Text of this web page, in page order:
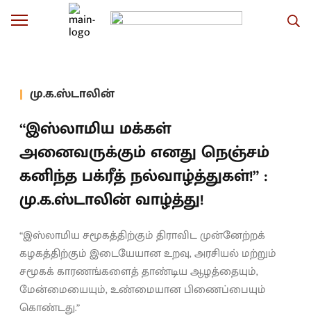
மு.க.ஸ்டாலின்
“இஸ்லாமிய மக்கள்
அனைவருக்கும் எனது நெஞ்சம்
கனிந்த பக்ரீத் நல்வாழ்த்துகள்!” :
மு.க.ஸ்டாலின் வாழ்த்து!
“இஸ்லாமிய சமூகத்திற்கும் திராவிட முன்னேற்றக்
கழகத்திற்கும் இடையேயான உறவு, அரசியல் மற்றும்
சமூகக் காரணங்களைத் தாண்டிய ஆழத்தையும்,
மேன்மையையும், உண்மையான பிணைப்பையும்
கொண்டது.”